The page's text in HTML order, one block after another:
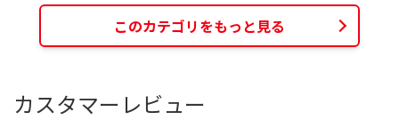
このカテゴリをもっと見る
カスタマーレビュー